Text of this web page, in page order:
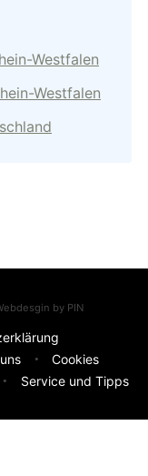
Westfalen
Westfalen
by PIN
Cookies
Service und Tipps